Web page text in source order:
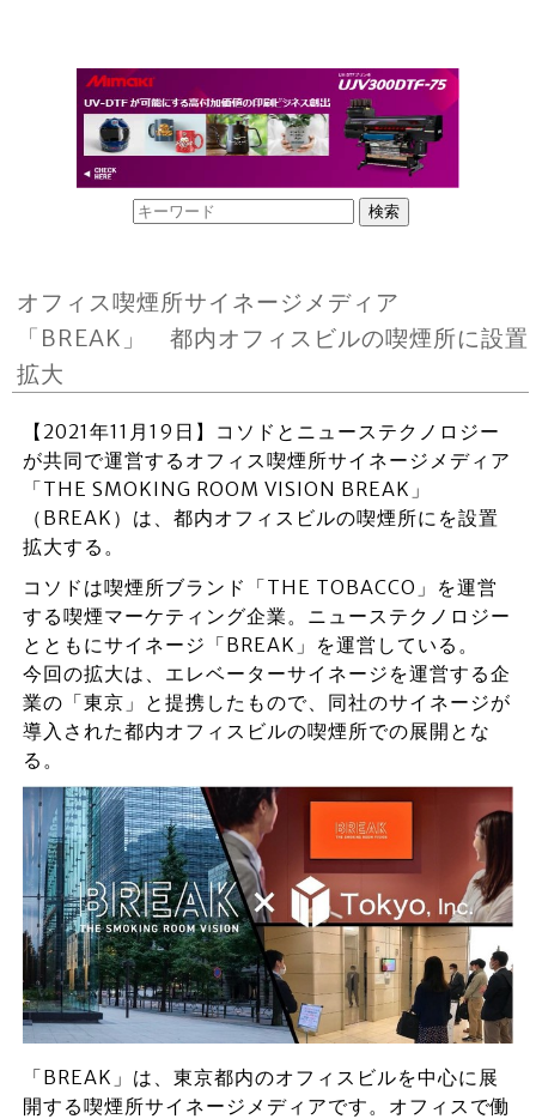
オフィス喫煙所サイネージメディア
「BREAK」 都内オフィスビルの喫煙所に設置
拡大
【2021年11月19日】コソドとニューステクノロジー
が共同で運営するオフィス喫煙所サイネージメディア
「THE SMOKING ROOM VISION BREAK」
（BREAK）は、都内オフィスビルの喫煙所にを設置
拡大する。
コソドは喫煙所ブランド「THE TOBACCO」を運営
する喫煙マーケティング企業。ニューステクノロジー
とともにサイネージ「BREAK」を運営している。
今回の拡大は、エレベーターサイネージを運営する企
業の「東京」と提携したもので、同社のサイネージが
導入された都内オフィスビルの喫煙所での展開とな
る。
「BREAK」は、東京都内のオフィスビルを中心に展
開する喫煙所サイネージメディアです。オフィスで働